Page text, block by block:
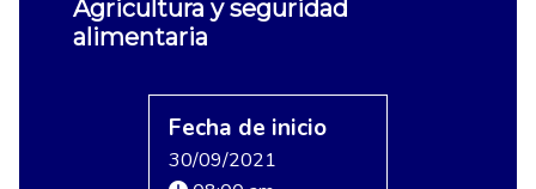
Agricultura y seguridad
alimentaria
Fecha de inicio
30/09/2021